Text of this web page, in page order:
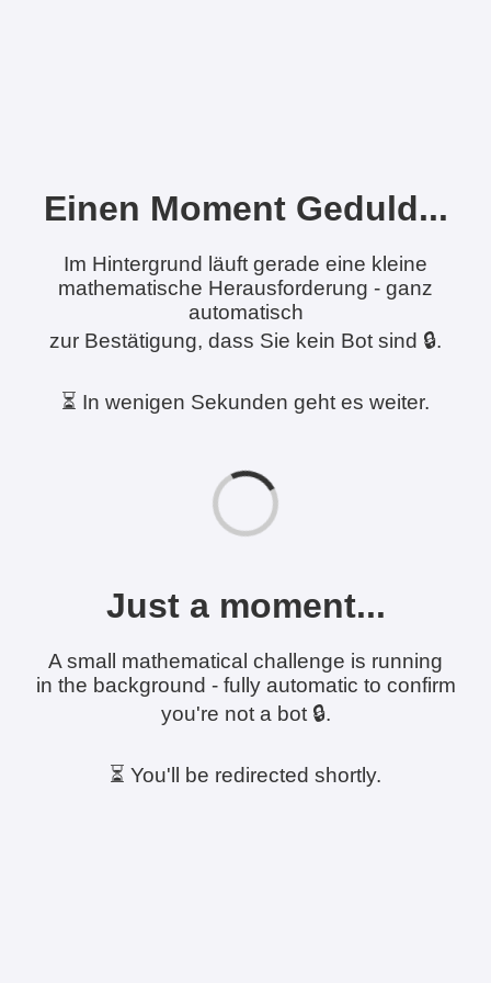
Einen Moment Geduld...
Im Hintergrund läuft gerade eine kleine
mathematische Herausforderung - ganz
automatisch
zur Bestätigung, dass Sie kein Bot sind 🔒.
⏳ In wenigen Sekunden geht es weiter.
Just a moment...
A small mathematical challenge is running
in the background - fully automatic to confirm
you're not a bot 🔒.
⏳ You'll be redirected shortly.